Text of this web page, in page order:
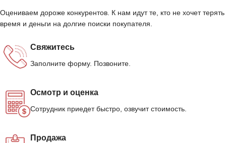
Оцениваем дороже конкурентов. К нам идут те, кто не хочет терять
время и деньги на долгие поиски покупателя.
Свяжитесь
Заполните форму. Позвоните.
Осмотр и оценка
Сотрудник приедет быстро, озвучит стоимость.
Продажа